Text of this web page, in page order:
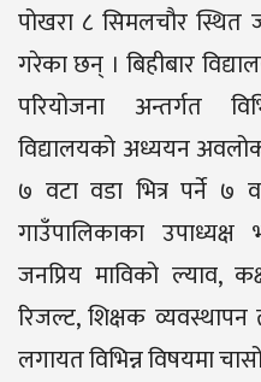
पोखरा ८ सिमलचौर स्थित
गरेका छन् । बिहीबार
परियोजना अन्तर्गत
विद्यालयको अध्ययन
७ वटा वडा भित्र पर्ने ७
गाउँपालिकाका उपाध्यक्ष
जनप्रिय माविको ल्याव,
रिजल्ट, शिक्षक
लगायत विभिन्न विषयमा